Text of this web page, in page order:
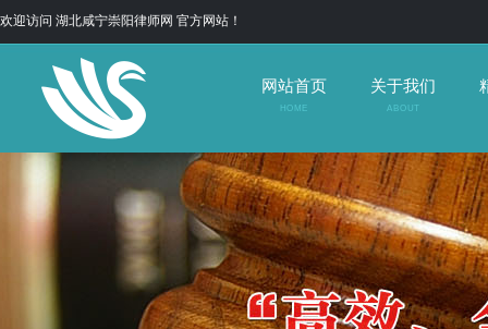
欢迎访问 湖北咸宁崇阳律师网 官方网站！
网站首页
HOME
关于我们
ABOUT